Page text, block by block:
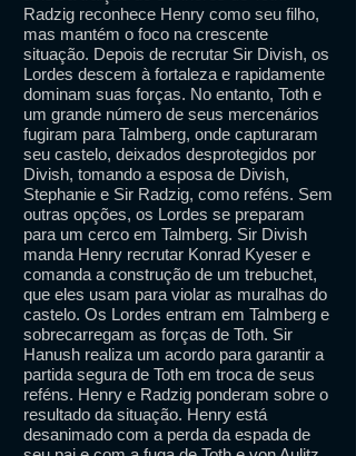
Radzig reconhece Henry como seu filho,
mas mantém o foco na crescente
situação. Depois de recrutar Sir Divish, os
Lordes descem à fortaleza e rapidamente
dominam suas forças. No entanto, Toth e
um grande número de seus mercenários
fugiram para Talmberg, onde capturaram
seu castelo, deixados desprotegidos por
Divish, tomando a esposa de Divish,
Stephanie e Sir Radzig, como reféns. Sem
outras opções, os Lordes se preparam
para um cerco em Talmberg. Sir Divish
manda Henry recrutar Konrad Kyeser e
comanda a construção de um trebuchet,
que eles usam para violar as muralhas do
castelo. Os Lordes entram em Talmberg e
sobrecarregam as forças de Toth. Sir
Hanush realiza um acordo para garantir a
partida segura de Toth em troca de seus
reféns. Henry e Radzig ponderam sobre o
resultado da situação. Henry está
desanimado com a perda da espada de